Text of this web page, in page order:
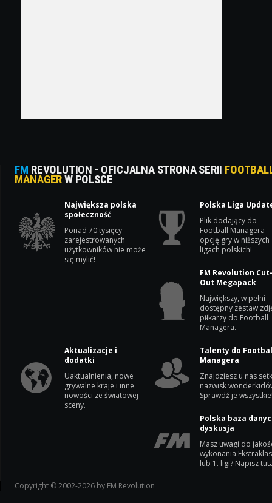
FM REVOLUTION - OFICJALNA STRONA SERII
MANAGERW POLSCE
Największa polska
społeczność
Ponad 70 tysięcy
zarejestrowanych
użytkowników nie może
się mylić!
Polska Liga
Plik dodający do
Football Managera
opcję gry w niższych
ligach polskich!
FM Revolution
Out Megapack
Największy, w pełni
dostępny zestaw
piłkarzy do Football
Managera.
Aktualizacje i
dodatki
Uaktualnienia, nowe
grywalne kraje i inne
nowości ze światowej
sceny.
Talenty do
Managera
Znajdziesz u nas
nazwisk
Sprawdź je
Polska baza
dyskusja
Masz uwagi do
wykonania
lub 1. ligi? Napisz
Copyright © 2002-2026 by FM Revolution